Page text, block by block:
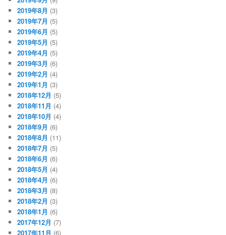
2019年8月 (3)
2019年7月 (5)
2019年6月 (5)
2019年5月 (5)
2019年4月 (5)
2019年3月 (6)
2019年2月 (4)
2019年1月 (3)
2018年12月 (5)
2018年11月 (4)
2018年10月 (4)
2018年9月 (6)
2018年8月 (11)
2018年7月 (5)
2018年6月 (6)
2018年5月 (4)
2018年4月 (6)
2018年3月 (8)
2018年2月 (3)
2018年1月 (6)
2017年12月 (7)
2017年11月 (6)